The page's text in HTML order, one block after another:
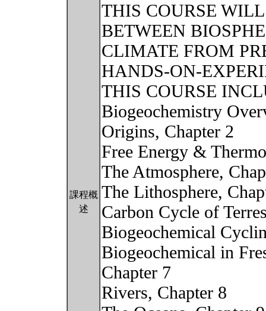
課程概
述
THIS COURSE
BETWEEN
CLIMATE FROM
HANDS-ON-
THIS COURSE
Biogeochemistry
Origins, Chapter 2
Free Energy &
The Atmosphere,
The Lithosphere,
Carbon Cycle of
Biogeochemical
Biogeochemical in
Chapter 7
Rivers, Chapter 8